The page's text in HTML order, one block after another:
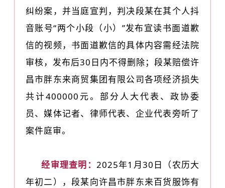
纠纷案，并当庭宣判，判决段某在其个人抖
音账号“两个小段（小）”发布宣读书面道歉
信的视频，书面道歉信的具体内容需经法院
审核，发布后30日内不得删除；段某赔偿许
昌市胖东来商贸集团有限公司各项经济损失
共计400000元。部分人大代表、政协委
员、媒体记者、律师代表、企业代表旁听了
案件庭审。
经审理查明： 2025年1月30日（农历大
年初二），段某向许昌市胖东来百货服饰有